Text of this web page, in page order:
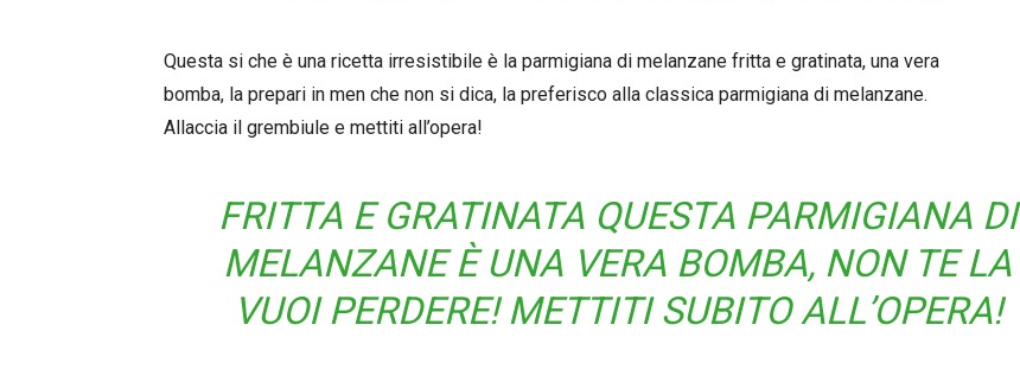
Questa si che è una ricetta irresistibile è la parmigiana di melanzane fritta e gratinata, una vera
bomba, la prepari in men che non si dica, la preferisco alla classica parmigiana di melanzane.
Allaccia il grembiule e mettiti all’opera!
FRITTA E GRATINATA QUESTA PARMIGIANA DI
MELANZANE È UNA VERA BOMBA, NON TE LA
VUOI PERDERE! METTITI SUBITO ALL’OPERA!